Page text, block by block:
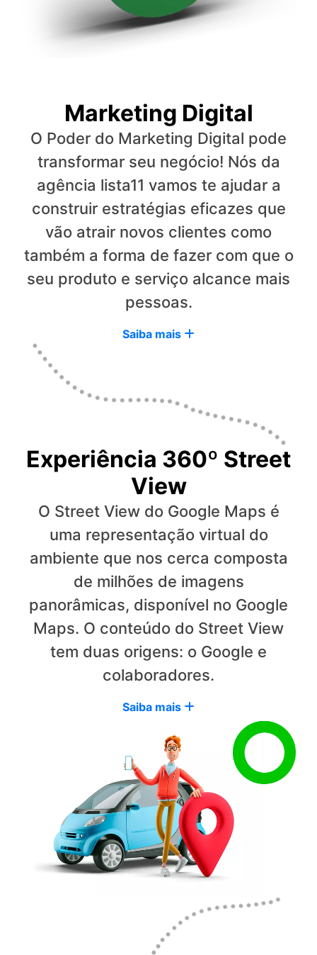
Marketing Digital
O Poder do Marketing Digital pode
transformar seu negócio! Nós da
agência lista11 vamos te ajudar a
construir estratégias eficazes que
vão atrair novos clientes como
também a forma de fazer com que o
seu produto e serviço alcance mais
pessoas.
Saiba mais
Experiência 360º Street
View
O Street View do Google Maps é
uma representação virtual do
ambiente que nos cerca composta
de milhões de imagens
panorâmicas, disponível no Google
Maps. O conteúdo do Street View
tem duas origens: o Google e
colaboradores.
Saiba mais